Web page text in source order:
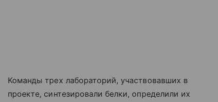
Команды трех лабораторий, участвовавших в
проекте, синтезировали белки, определили их